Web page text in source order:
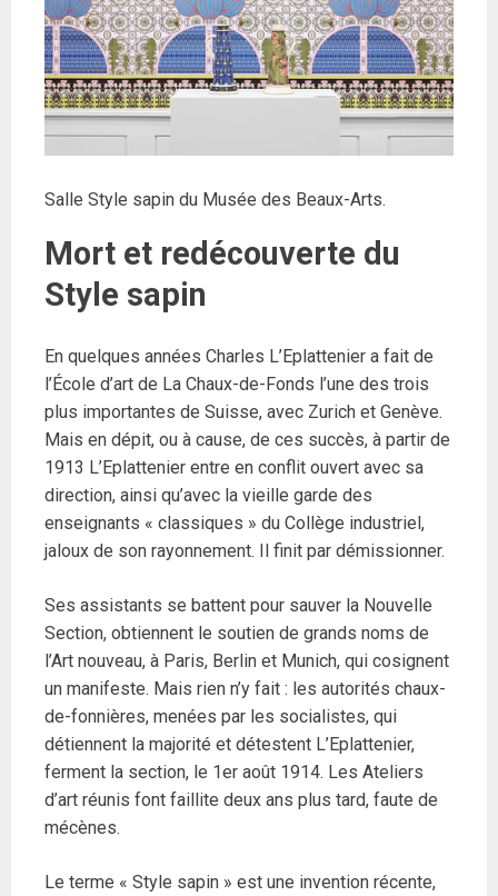
Salle Style sapin du Musée des Beaux-Arts.
Mort et redécouverte du
Style sapin
En quelques années Charles L’Eplattenier a fait de
l’École d’art de La Chaux-de-Fonds l’une des trois
plus importantes de Suisse, avec Zurich et Genève.
Mais en dépit, ou à cause, de ces succès, à partir de
1913 L’Eplattenier entre en conflit ouvert avec sa
direction, ainsi qu’avec la vieille garde des
enseignants « classiques » du Collège industriel,
jaloux de son rayonnement. Il finit par démissionner.
Ses assistants se battent pour sauver la Nouvelle
Section, obtiennent le soutien de grands noms de
l’Art nouveau, à Paris, Berlin et Munich, qui cosignent
un manifeste. Mais rien n’y fait : les autorités chaux-
de-fonnières, menées par les socialistes, qui
détiennent la majorité et détestent L’Eplattenier,
ferment la section, le 1er août 1914. Les Ateliers
d’art réunis font faillite deux ans plus tard, faute de
mécènes.
Le terme « Style sapin » est une invention récente,